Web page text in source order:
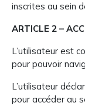
inscrites au sein
ARTICLE 2 –
L’utilisateur est
pour pouvoir
L’utilisateur
pour accéder au